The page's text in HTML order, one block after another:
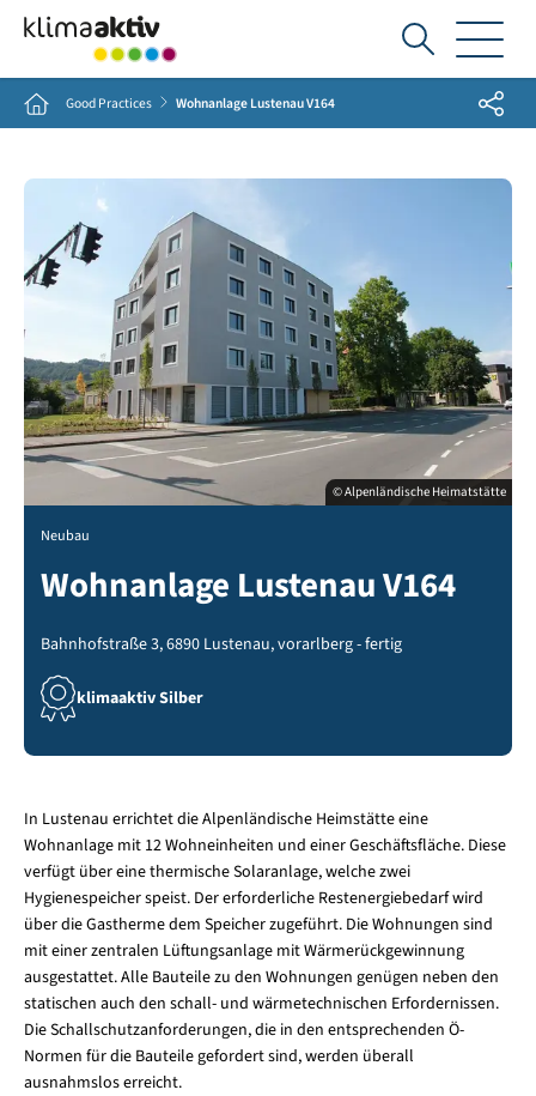
Ich
suche...
Home Good Practices Wohnanlage Lustenau V164 Share
© Alpenländische Heimatstätte
Neubau
Wohnanlage Lustenau V164
Bahnhofstraße 3, 6890 Lustenau, vorarlberg - fertig
klimaaktiv Silber
In Lustenau errichtet die Alpenländische Heimstätte eine
Wohnanlage mit 12 Wohneinheiten und einer Geschäftsfläche. Diese
verfügt über eine thermische Solaranlage, welche zwei
Hygienespeicher speist. Der erforderliche Restenergiebedarf wird
über die Gastherme dem Speicher zugeführt. Die Wohnungen sind
mit einer zentralen Lüftungsanlage mit Wärmerückgewinnung
ausgestattet. Alle Bauteile zu den Wohnungen genügen neben den
statischen auch den schall- und wärmetechnischen Erfordernissen.
Die Schallschutzanforderungen, die in den entsprechenden Ö-
Normen für die Bauteile gefordert sind, werden überall
ausnahmslos erreicht.